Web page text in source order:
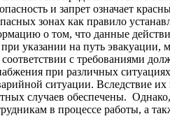
и запрет означает
зонах как правило
о том, что данные
указании на путь эвакуации,
с требованиями
при различных
ситуации. Вследствие
случаев обеспечены.
в процессе работы, а